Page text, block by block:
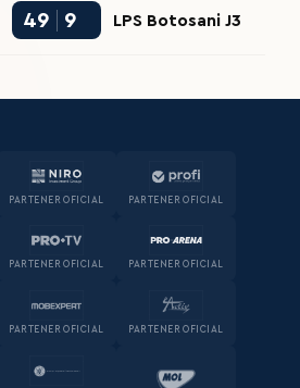
49 9 LPS Botosani J3
PARTENER OFICIAL PARTENER OFICIAL
PARTENER OFICIAL PARTENER OFICIAL
PARTENER OFICIAL PARTENER OFICIAL